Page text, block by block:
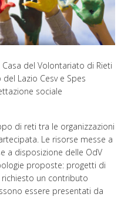
del Volontariato di Rieti
Lazio Cesv e Spes
sociale
di reti tra le organizzazioni
Le risorse messe a
a disposizione delle OdV
proposte: progetti di
un contributo
essere presentati da